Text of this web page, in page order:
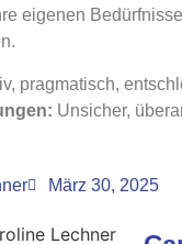
eigenen
pragmatisch,
Unsicher,
März 30, 2025